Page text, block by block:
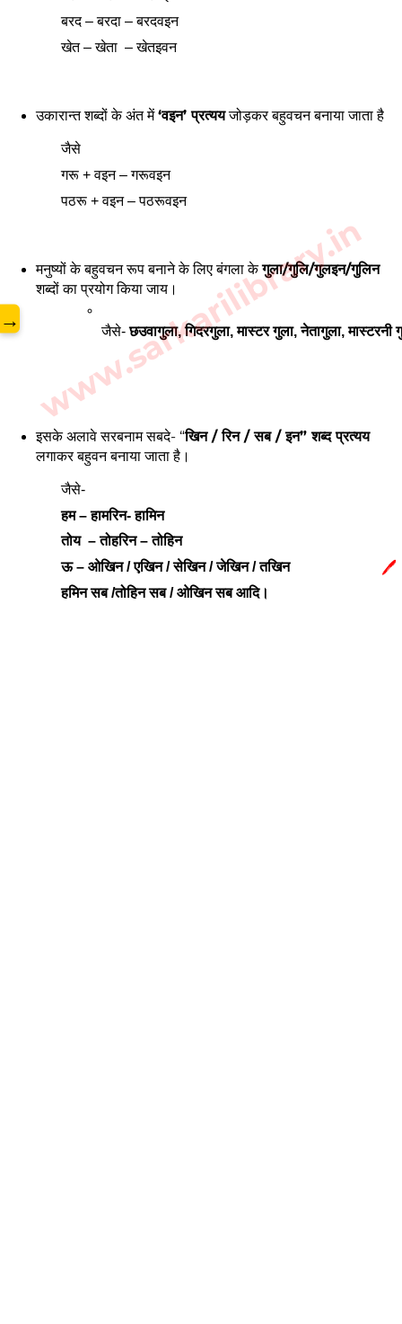
बरद – बरदा – बरदवइन
खेत – खेता – खेतइवन
उकारान्त शब्दों के अंत में‘वइन’ प्रत्ययजोड़कर बहुवचन बनाया जाता है
जैसे
गरू + वइन – गरूवइन
पठरू + वइन – पठरूवइन
मनुष्यों के बहुवचन रूप बनाने के लिए बंगला केगुला/गुलि/गुलइन/गुलिन
शब्दों का प्रयोग किया जाय।
जैसे- छउवागुला, गिदरगुला, मास्टर गुला, नेतागुला, मास्टरनी
इसके अलावे सरबनाम सबदे- “खिन / रिन / सब / इन” शब्द प्रत्यय
लगाकर बहुवन बनाया जाता है।
जैसे-
हम – हामरिन- हामिन
तोय – तोहरिन – तोहिन
ऊ – ओखिन / एखिन / सेखिन / जेखिन / तखिन
हमिन सब /तोहिन सब / ओखिन सब आदि।
www.sarkarilibrary.in
→
🖊️